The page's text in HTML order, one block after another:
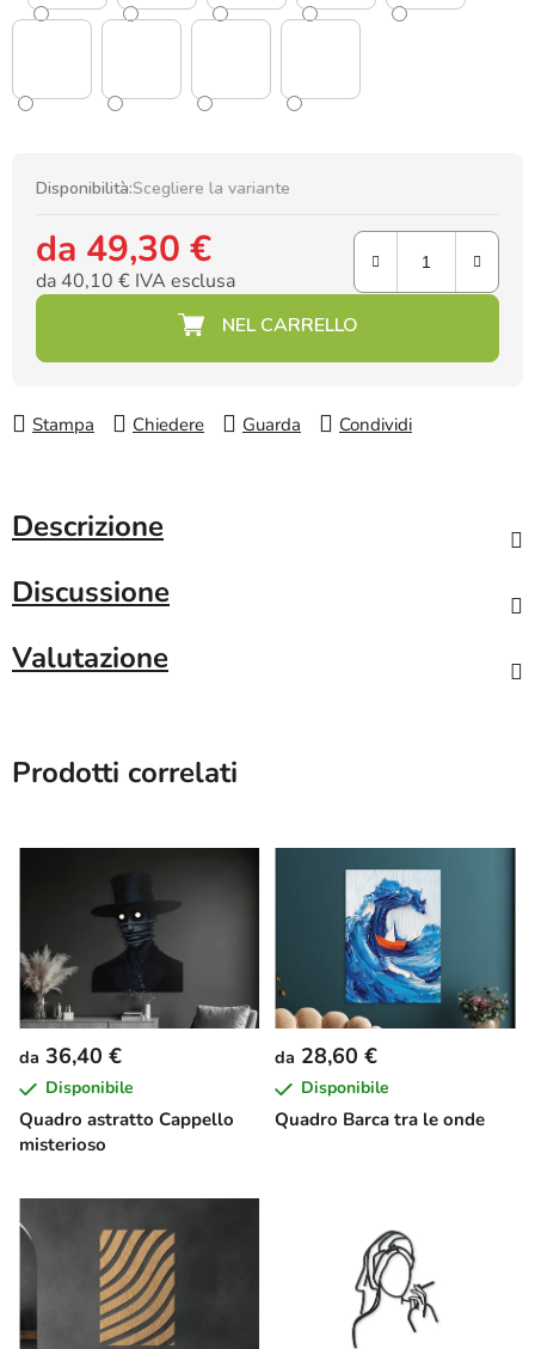
Disponibilità:Scegliere la variante
da 49,30 €
da 40,10 € IVA esclusa
Prezzo della misura:
Stampa Chiedere Guarda Condividi
Descrizione
Discussione
Valutazione
Prodotti correlati
Quadro astratto Cappello
misterioso
da 36,40 €
Disponibile
Quadro Barca tra le onde
da 28,60 €
Disponibile